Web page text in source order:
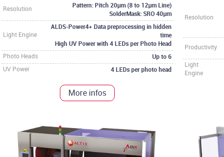
Resolution
Pattern: Pitch 20µm (8 to 12µm Line)
SolderMask: SRO 40µm
Light Engine
ALDS-Power4+ Data preprocessing in hidden
time
High UV Power with 4 LEDs per Photo Head
Photo Heads Up to 6
UV Power 4 LEDs per photo head
More infos
Resolution
Productivity
Light
Engine